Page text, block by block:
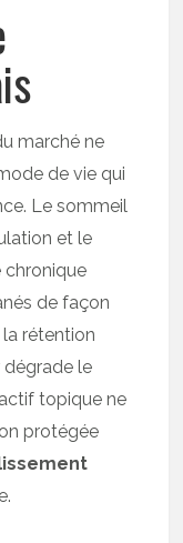
marché ne
de vie qui
Le sommeil
et le
chronique
de façon
rétention
dégrade le
topique ne
protégée